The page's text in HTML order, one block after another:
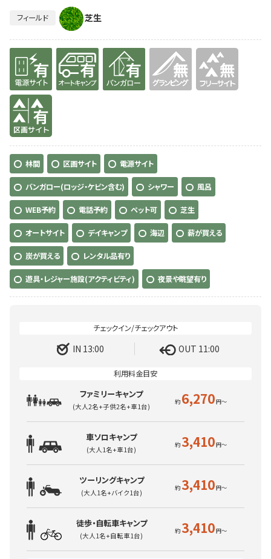
フィールド 芝生
有り 有り 有り
有り
林間 区画サイト 電源サイト
バンガロー(ロッジ・ケビン含む) シャワー 風呂
WEB予約 電話予約 ペット可 芝生
オートサイト デイキャンプ 海辺 薪が買える
炭が買える レンタル品有り
遊具・レジャー施設(アクティビティ) 夜景や眺望有り
IN 13:00 OUT 11:00
ファミリーキャンプ
(大人2名+子供2名+車1台) 6,270
車ソロキャンプ
(大人1名+車1台) 3,410
ツーリングキャンプ
(大人1名+バイク1台) 3,410
徒歩・自転車キャンプ
(大人1名+自転車1台) 3,410